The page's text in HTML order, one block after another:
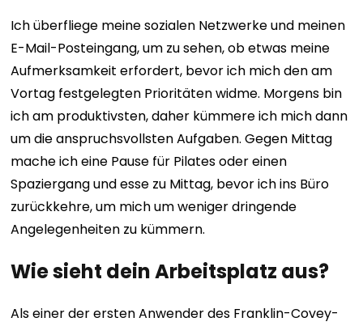
Ich überfliege meine sozialen Netzwerke und meinen
E-Mail-Posteingang, um zu sehen, ob etwas meine
Aufmerksamkeit erfordert, bevor ich mich den am
Vortag festgelegten Prioritäten widme. Morgens bin
ich am produktivsten, daher kümmere ich mich dann
um die anspruchsvollsten Aufgaben. Gegen Mittag
mache ich eine Pause für Pilates oder einen
Spaziergang und esse zu Mittag, bevor ich ins Büro
zurückkehre, um mich um weniger dringende
Angelegenheiten zu kümmern.
Wie sieht dein Arbeitsplatz aus?
Als einer der ersten Anwender des Franklin-Covey-